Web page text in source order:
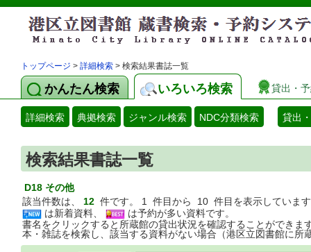
トップページ > 詳細検索 > 検索結果書誌一覧
かんたん検索 いろいろ検索 貸出・
詳細検索 典拠検索 ジャンル検索 NDC分類検索 貸出
検索結果書誌一覧
D18 その他
該当件数は、 12 件です。 1 件目から 10 件目を表示していま
は新着資料、
は予約が多い資料です。
書名をクリックすると所蔵館の貸出状況を確認することができま
本・雑誌を検索し、該当する資料がない場合（港区立図書館に所